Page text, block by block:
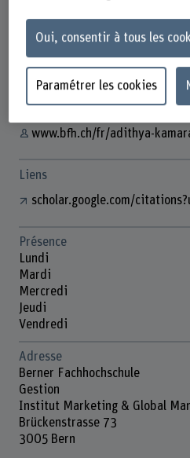
Contact
+41 31 848 30 08
www.bfh.ch/fr/adithya-
Liens
scholar.google.com/
Présence
Lundi
Mardi
Mercredi
Jeudi
Vendredi
Adresse
Berner Fachhochschule
Gestion
Institut Marketing & Global
Brückenstrasse 73
3005 Bern
Oui, consentir à tous les
Paramétrer les cookies